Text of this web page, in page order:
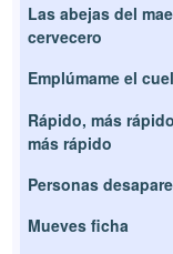
Las abejas del
cervecero
Emplúmame el
Rápido, más
más rápido
Personas
Mueves ficha